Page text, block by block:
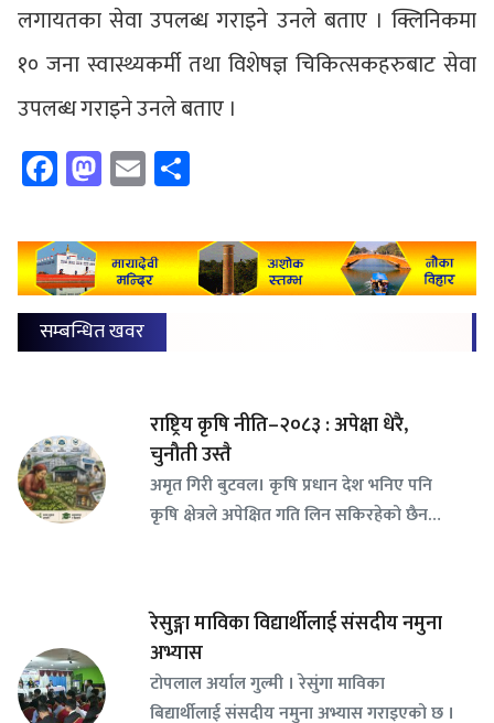
लगायतका सेवा उपलब्ध गराइने उनले बताए । क्लिनिकमा
१० जना स्वास्थ्यकर्मी तथा विशेषज्ञ चिकित्सकहरुबाट सेवा
उपलब्ध गराइने उनले बताए ।
Facebook
Mastodon
Email
सम्बन्धित खवर
राष्ट्रिय कृषि नीति–२०८३ : अपेक्षा धेरै,
चुनौती उस्तै
अमृत गिरी बुटवल। कृषि प्रधान देश भनिए पनि
कृषि क्षेत्रले अपेक्षित गति लिन सकिरहेको छैन…
रेसुङ्गा माविका विद्यार्थीलाई संसदीय नमुना
अभ्यास
टोपलाल अर्याल गुल्मी । रेसुंगा माविका
बिद्यार्थीलाई संसदीय नमुना अभ्यास गराइएको छ ।